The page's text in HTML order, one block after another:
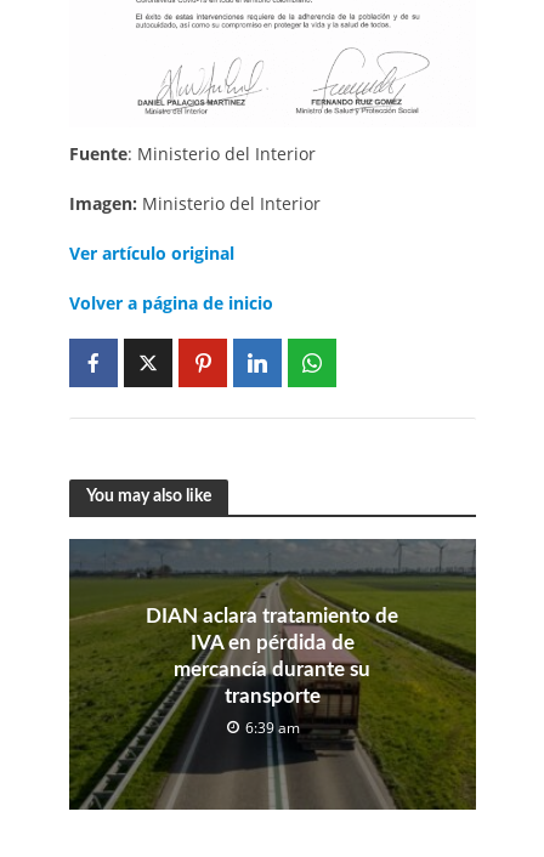
Fuente: Ministerio del Interior
Imagen: Ministerio del Interior
Ver artículo original
Volver a página de inicio
You may also like
DIAN aclara tratamiento de
IVA en pérdida de
mercancía durante su
transporte
6:39 am